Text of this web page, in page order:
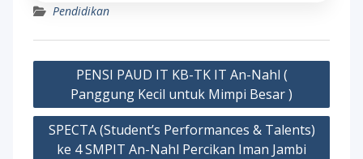
Pendidikan
Post
navigation
PENSI PAUD IT KB-TK IT An-Nahl (
Panggung Kecil untuk Mimpi Besar )
SPECTA (Student’s Performances & Talents)
ke 4 SMPIT An-Nahl Percikan Iman Jambi